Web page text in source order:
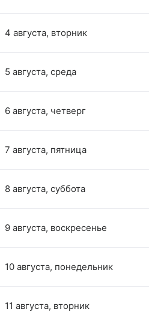
4 августа, вторник
5 августа, среда
6 августа, четверг
7 августа, пятница
8 августа, суббота
9 августа, воскресенье
10 августа, понедельник
11 августа, вторник